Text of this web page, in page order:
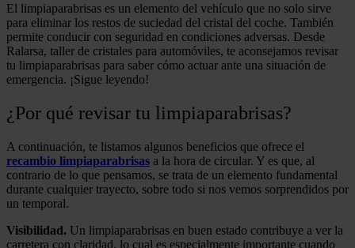
El limpiaparabrisas es un elemento del vehículo que no solo sirve
para eliminar los restos de suciedad del cristal del coche. También
permite conducir con seguridad en condiciones adversas. Desde
Ralarsa, taller de cristales para automóviles, te aconsejamos revisar
tu limpiaparabrisas para saber cómo actuar ante una situación de
emergencia. ¡Sigue leyendo!
¿Por qué revisar tu limpiaparabrisas?
A continuación, te listamos algunos beneficios que ofrece el
recambio limpiaparabrisas a la hora de circular. Y es que, al
contrario de lo que pensamos, se trata de un elemento fundamental
durante cualquier trayecto, sobre todo si nos vemos sorprendidos por
un temporal.
Visibilidad. Un limpiaparabrisas en buen estado contribuye a ver la
carretera con claridad, lo cual es especialmente importante cuando